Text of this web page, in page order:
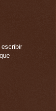
escribir